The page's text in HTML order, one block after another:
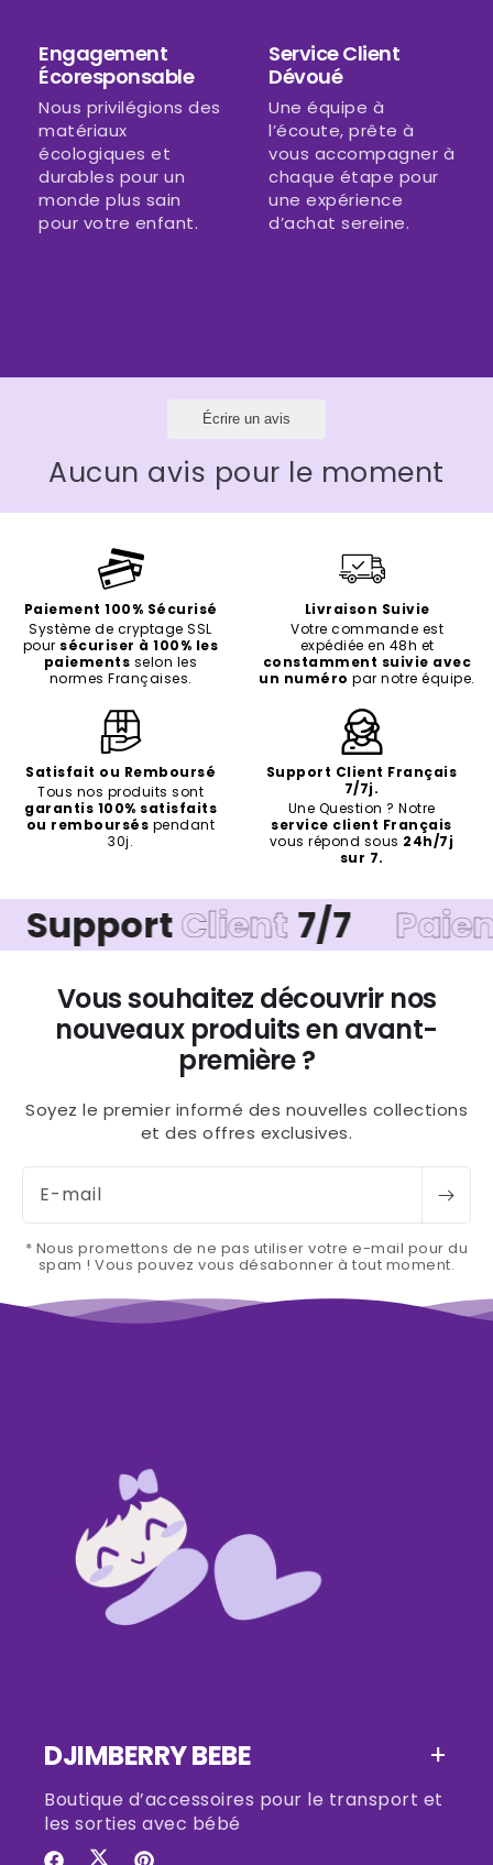
Engagement
Écoresponsable
Nous privilégions des
matériaux
écologiques et
durables pour un
monde plus sain
pour votre enfant.
Service Client
Dévoué
Une équipe à
l’écoute, prête à
vous accompagner à
chaque étape pour
une expérience
d’achat sereine.
Écrire un avis
Aucun avis pour le moment
Paiement 100% Sécurisé
Système de cryptage SSL
pour sécuriser à 100% les
paiements selon les
normes Françaises.
Livraison Suivie
Votre commande est
expédiée en 48h et
constamment suivie avec
un numéro par notre équipe.
Satisfait ou Remboursé
Tous nos produits sont
garantis 100% satisfaits
ou remboursés pendant
30j.
Support Client Français
7/7j.
Une Question ? Notre
service client Français
vous répond sous 24h/7j
sur 7.
Client 7/7 Paiement
Vous souhaitez découvrir nos
nouveaux produits en avant-
première ?
Soyez le premier informé des nouvelles collections
et des offres exclusives.
E-mail
* Nous promettons de ne pas utiliser votre e-mail pour du
spam ! Vous pouvez vous désabonner à tout moment.
DJIMBERRY BEBE
Boutique d’accessoires pour le transport et
les sorties avec bébé